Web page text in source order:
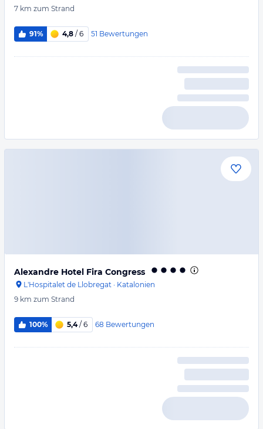
7 km zum Strand
91% 4,8 / 6 51 Bewertungen
Alexandre Hotel Fira Congress
L'Hospitalet de Llobregat · Katalonien
9 km zum Strand
100% 5,4/ 6 68 Bewertungen